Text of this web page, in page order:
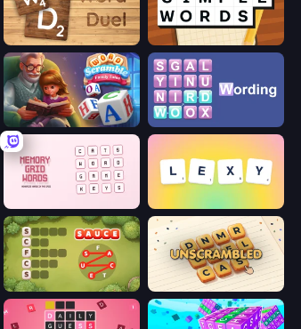
Word Duel Simple Words
Word Scramble - Family Tales Wording
Crocword Unscrambled